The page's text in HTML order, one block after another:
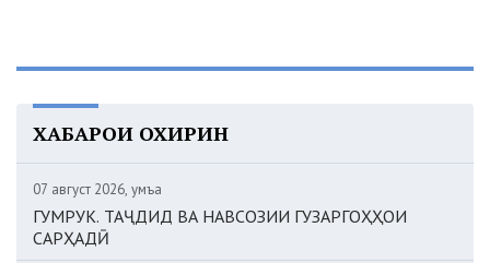
ХАБАРҲОИ ОХИРИН
07 август 2026, Ҷумъа
ГУМРУК. ТАҶДИД ВА НАВСОЗИИ ГУЗАРГОҲҲОИ
САРҲАДӢ